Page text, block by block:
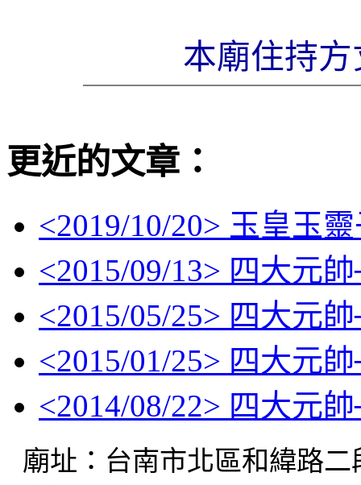
本廟住持
更近的文章：
<2019/10/20> 玉皇玉
<2015/09/13> 四大元
<2015/05/25> 四大元
<2015/01/25> 四大元
<2014/08/22> 四大元
廟址：台南市北區和緯路二